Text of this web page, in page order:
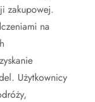
zakupowej.
na
Użytkownicy